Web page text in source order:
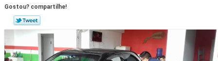
Gostou? compartilhe!